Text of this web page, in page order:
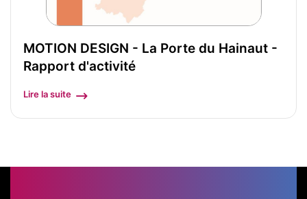
MOTION DESIGN - La Porte du Hainaut -
Rapport d'activité
Lire la suite